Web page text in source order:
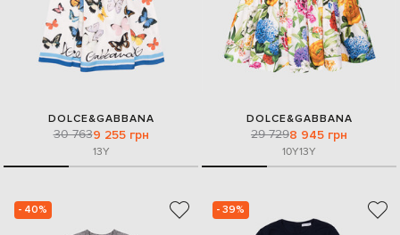
DOLCE&GABBANA
30 7639 255 грн
13Y
DOLCE&GABBANA
29 7298 945 грн
10Y13Y
- 40% - 39%